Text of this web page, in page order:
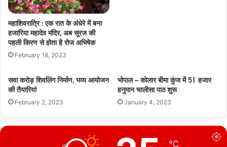
महाशिवरात्रि : एक रात के अंधेरे में बना
हजारिया महादेव मंदिर, अब सूरज की
पहली किरण से होता है रोज अभिषेक
February 18, 2023
सवा करोड़ शिवलिंग निर्माण, भव्य आयोजन
की तैयारियां
February 2, 2023
भोपाल – कोलार बीमा कुंज में 51 हजार
हनुमान चालीसा पाठ शुरू
January 4, 2023
℃